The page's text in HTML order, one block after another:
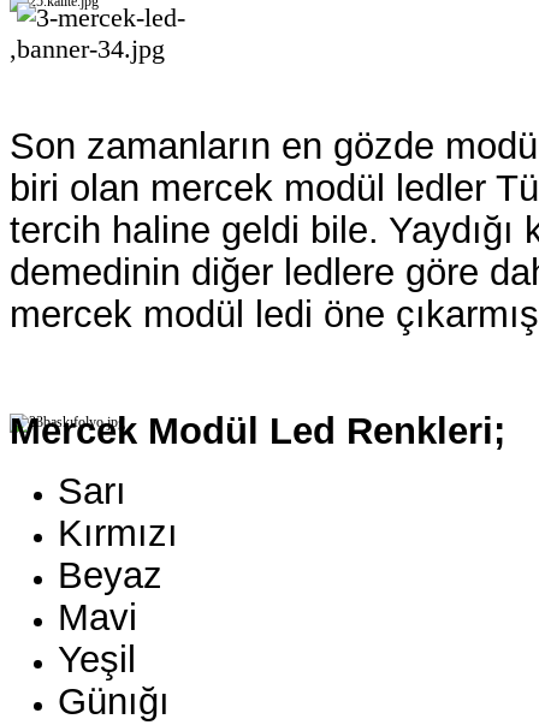
,
Son zamanların en gözde
biri olan mercek modül ledler
tercih haline geldi bile. Yaydığı
demedinin diğer ledlere göre
mercek modül ledi öne
Mercek Modül Led Renkleri;
Sarı
Kırmızı
Beyaz
Mavi
Yeşil
Günığı